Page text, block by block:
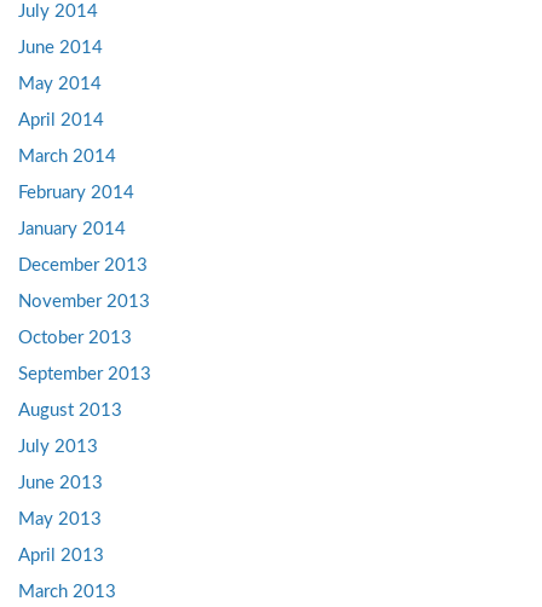
July 2014
June 2014
May 2014
April 2014
March 2014
February 2014
January 2014
December 2013
November 2013
October 2013
September 2013
August 2013
July 2013
June 2013
May 2013
April 2013
March 2013